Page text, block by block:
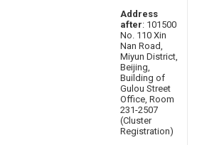
Address
after: 101500
No. 110 Xin
Nan Road,
Miyun District,
Beijing,
Building of
Gulou Street
Office, Room
231-2507
(Cluster
Registration)